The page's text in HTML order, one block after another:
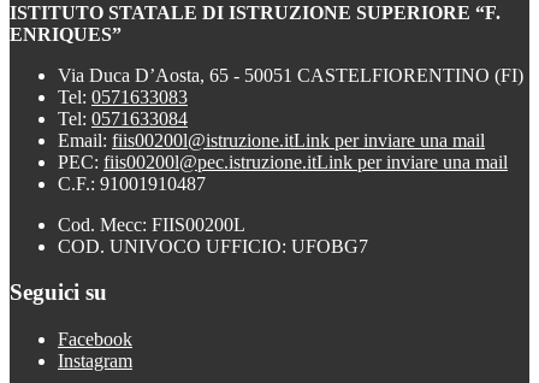
ISTITUTO STATALE DI ISTRUZIONE SUPERIORE “F.
ENRIQUES”
Via Duca D’Aosta, 65 - 50051 CASTELFIORENTINO (FI)
Tel: 0571633083
Tel: 0571633084
Email: fiis00200l@istruzione.itLink per inviare una mail
PEC: fiis00200l@pec.istruzione.itLink per inviare una mail
C.F.: 91001910487
Cod. Mecc: FIIS00200L
COD. UNIVOCO UFFICIO: UFOBG7
Seguici su
Facebook
Instagram